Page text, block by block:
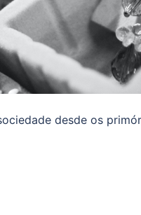
desde os